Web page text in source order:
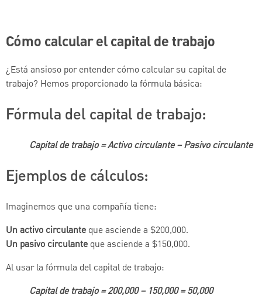
Cómo calcular el capital de trabajo
¿Está ansioso por entender cómo calcular su capital de
trabajo? Hemos proporcionado la fórmula básica:
Fórmula del capital de trabajo:
Capital de trabajo = Activo circulante − Pasivo circulante
Ejemplos de cálculos:
Imaginemos que una compañía tiene:
Un activo circulante que asciende a $200,000.
Un pasivo circulante que asciende a $150,000.
Al usar la fórmula del capital de trabajo:
Capital de trabajo = 200,000 − 150,000 = 50,000